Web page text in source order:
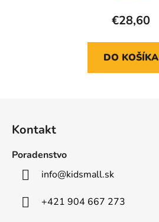
€28,60
DO KOŠÍKA
Kontakt
Poradenstvo
info@kidsmall.sk
+421 904 667 273